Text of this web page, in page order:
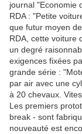
journal "Economie
RDA : "Petite
que futur moyen
RDA, cette voiture
un degré
exigences fixées
grande série :
par air avec une
à 20 chevaux.
Les premiers
break - sont
nouveauté est